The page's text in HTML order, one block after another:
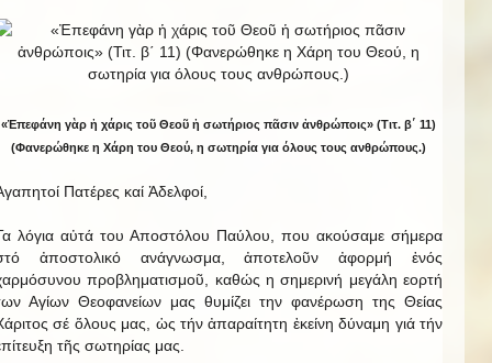
«Ἐπεφάνη γὰρ ἡ χάρις τοῦ Θεοῦ ἡ σωτήριος πᾶσιν ἀνθρώποις» (Τιτ. β΄ 11)
(Φανερώθηκε η Χάρη του Θεού, η σωτηρία για όλους τους ανθρώπους.)
Πατέρες καί Ἀδελφοί,
λόγια αὐτά του Αποστόλου Παύλου, που ακούσαμε σήμερα
ἀποστολικό ανάγνωσμα, ἀποτελοῦν ἀφορμή ἑνός
προβληματισμοῦ, καθώς η σημερινή μεγάλη εορτή
Αγίων Θεοφανείων μας θυμίζει την φανέρωση της Θείας
σέ ὅλους μας, ὡς τήν ἀπαραίτητη ἐκείνη δύναμη γιά τήν
τῆς σωτηρίας μας.